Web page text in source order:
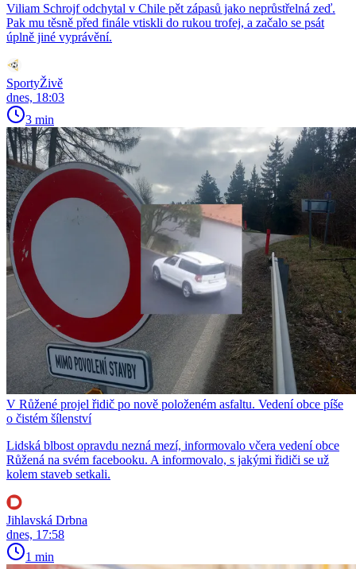
Viliam Schrojf odchytal v Chile pět zápasů jako neprůstřelná zeď.
Pak mu těsně před finále vtiskli do rukou trofej, a začalo se psát
úplně jiné vyprávění.
SportyŽivě
dnes, 18:03
3 min
V Růžené projel řidič po nově položeném asfaltu. Vedení obce píše
o čistém šílenství
Lidská blbost opravdu nezná mezí, informovalo včera vedení obce
Růžená na svém facebooku. A informovalo, s jakými řidiči se už
kolem staveb setkali.
Jihlavská Drbna
dnes, 17:58
1 min